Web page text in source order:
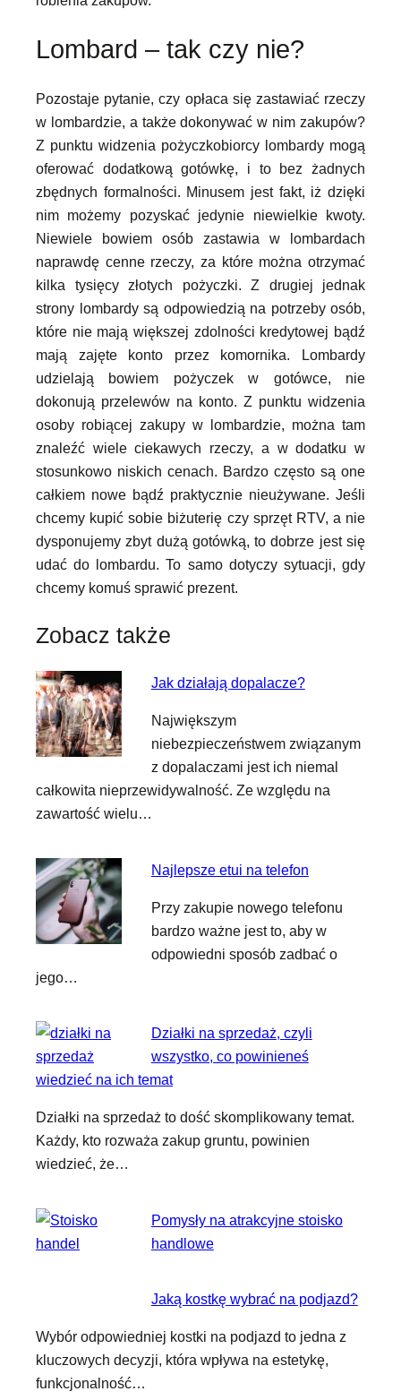
Lombard – tak czy nie?
Pozostaje pytanie, czy opłaca się zastawiać rzeczy
w lombardzie, a także dokonywać w nim zakupów?
Z punktu widzenia pożyczkobiorcy lombardy mogą
oferować dodatkową gotówkę, i to bez żadnych
zbędnych formalności. Minusem jest fakt, iż dzięki
nim możemy pozyskać jedynie niewielkie kwoty.
Niewiele bowiem osób zastawia w lombardach
naprawdę cenne rzeczy, za które można otrzymać
kilka tysięcy złotych pożyczki. Z drugiej jednak
strony lombardy są odpowiedzią na potrzeby osób,
które nie mają większej zdolności kredytowej bądź
mają zajęte konto przez komornika. Lombardy
udzielają bowiem pożyczek w gotówce, nie
dokonują przelewów na konto. Z punktu widzenia
osoby robiącej zakupy w lombardzie, można tam
znaleźć wiele ciekawych rzeczy, a w dodatku w
stosunkowo niskich cenach. Bardzo często są one
całkiem nowe bądź praktycznie nieużywane. Jeśli
chcemy kupić sobie biżuterię czy sprzęt RTV, a nie
dysponujemy zbyt dużą gotówką, to dobrze jest się
udać do lombardu. To samo dotyczy sytuacji, gdy
chcemy komuś sprawić prezent.
Zobacz także
Jak działają dopalacze?
Największym
niebezpieczeństwem związanym
z dopalaczami jest ich niemal
całkowita nieprzewidywalność. Ze względu na
zawartość wielu…
Najlepsze etui na telefon
Przy zakupie nowego telefonu
bardzo ważne jest to, aby w
odpowiedni sposób zadbać o
jego…
Działki na sprzedaż, czyli
wszystko, co powinieneś
wiedzieć na ich temat
Działki na sprzedaż to dość skomplikowany temat.
Każdy, kto rozważa zakup gruntu, powinien
wiedzieć, że…
Pomysły na atrakcyjne stoisko
handlowe
Jaką kostkę wybrać na podjazd?
Wybór odpowiedniej kostki na podjazd to jedna z
kluczowych decyzji, która wpływa na estetykę,
funkcjonalność…